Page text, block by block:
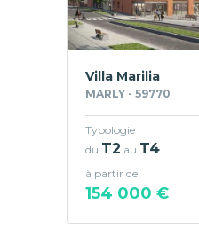
Villa Marilia
MARLY - 59770
Typologie
du T2 au T4
à partir de
154 000 €